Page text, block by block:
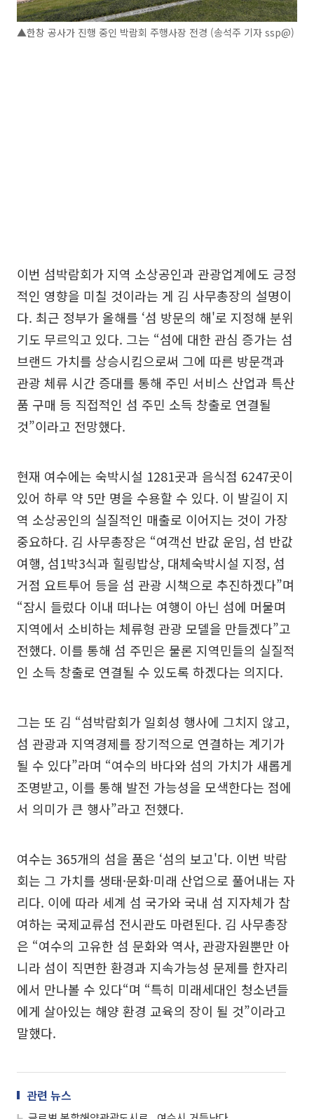
▲한창 공사가 진행 중인 박람회 주행사장 전경 (송석주 기자 ssp@)
이번 섬박람회가 지역 소상공인과 관광업계에도 긍정
적인 영향을 미칠 것이라는 게 김 사무총장의 설명이
다. 최근 정부가 올해를 ‘섬 방문의 해'로 지정해 분위
기도 무르익고 있다. 그는 “섬에 대한 관심 증가는 섬
브랜드 가치를 상승시킴으로써 그에 따른 방문객과
관광 체류 시간 증대를 통해 주민 서비스 산업과 특산
품 구매 등 직접적인 섬 주민 소득 창출로 연결될
것”이라고 전망했다.
현재 여수에는 숙박시설 1281곳과 음식점 6247곳이
있어 하루 약 5만 명을 수용할 수 있다. 이 발길이 지
역 소상공인의 실질적인 매출로 이어지는 것이 가장
중요하다. 김 사무총장은 “여객선 반값 운임, 섬 반값
여행, 섬1박3식과 힐링밥상, 대체숙박시설 지정, 섬
거점 요트투어 등을 섬 관광 시책으로 추진하겠다”며
“잠시 들렀다 이내 떠나는 여행이 아닌 섬에 머물며
지역에서 소비하는 체류형 관광 모델을 만들겠다”고
전했다. 이를 통해 섬 주민은 물론 지역민들의 실질적
인 소득 창출로 연결될 수 있도록 하겠다는 의지다.
그는 또 김 “섬박람회가 일회성 행사에 그치지 않고,
섬 관광과 지역경제를 장기적으로 연결하는 계기가
될 수 있다”라며 “여수의 바다와 섬의 가치가 새롭게
조명받고, 이를 통해 발전 가능성을 모색한다는 점에
서 의미가 큰 행사”라고 전했다.
여수는 365개의 섬을 품은 ‘섬의 보고'다. 이번 박람
회는 그 가치를 생태·문화·미래 산업으로 풀어내는 자
리다. 이에 따라 세계 섬 국가와 국내 섬 지자체가 참
여하는 국제교류섬 전시관도 마련된다. 김 사무총장
은 “여수의 고유한 섬 문화와 역사, 관광자원뿐만 아
니라 섬이 직면한 환경과 지속가능성 문제를 한자리
에서 만나볼 수 있다“며 “특히 미래세대인 청소년들
에게 살아있는 해양 환경 교육의 장이 될 것”이라고
말했다.
관련 뉴스